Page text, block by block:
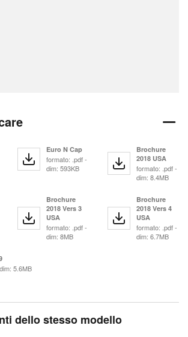
Euro N Cap
formato: .pdf -
dim: 593KB
Brochure
2018 USA
formato: .pdf -
dim: 8.4MB
Brochure
2018 Vers 3
USA
formato: .pdf -
dim: 8MB
Brochure
2018 Vers 4
USA
formato: .pdf -
dim: 6.7MB
5.6MB
dello stesso modello